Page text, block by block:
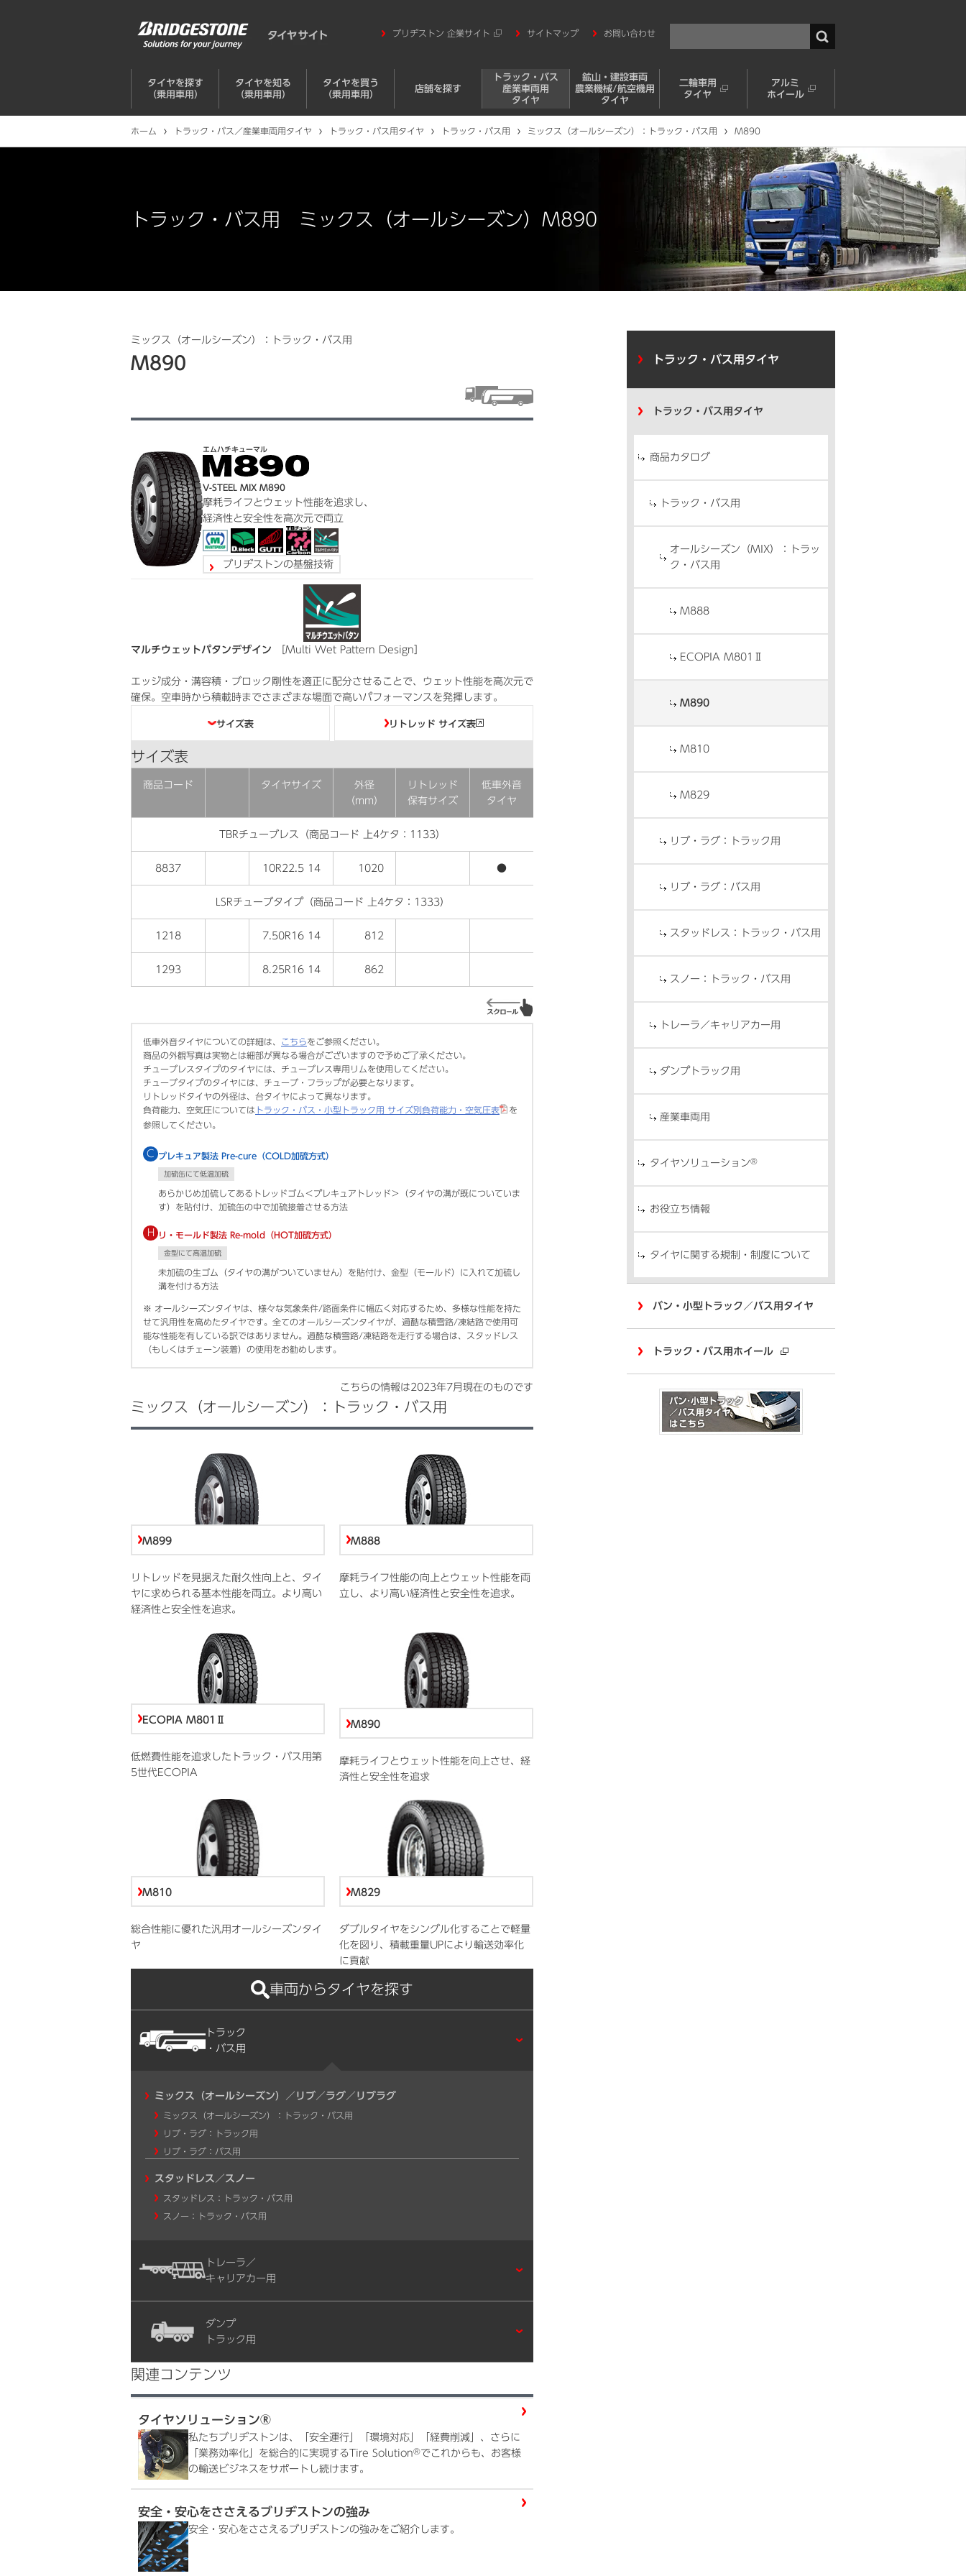
お問い合わせ
サイトマップ
ブリヂストン 企業サイト
タイヤを探す
（乗用車用）
タイヤを知る
（乗用車用）
タイヤを買う
（乗用車用）
店舗を探す
トラック・バス
産業車両用
タイヤ
鉱山・建設車両
農業機械/航空機用
タイヤ
二輪車用
タイヤ
アルミ
ホイール
ホーム トラック・バス／産業車両用タイヤ トラック・バス用タイヤ トラック・バス用 ミックス（オールシーズン）：トラック・バス用 M890
トラック・バス用 ミックス（オールシーズン）M890
ミックス（オールシーズン）：トラック・バス用
M890
エムハチキューマル
V-STEEL MIX M890
摩耗ライフとウェット性能を追求し、
経済性と安全性を高次元で両立
ブリヂストンの基盤技術
マルチウェットパタンデザイン ［Multi Wet Pattern Design］
エッジ成分・溝容積・ブロック剛性を適正に配分させることで、ウェット性能を高次元で
確保。空車時から積載時までさまざまな場面で高いパフォーマンスを発揮します。
サイズ表 リトレッド サイズ表
サイズ表
商品コード タイヤサイズ
外径
（mm）
リトレッド
保有サイズ
低車外音
タイヤ
TBRチューブレス（商品コード 上4ケタ：1133）
8837 10R22.5 14 1020 ●
LSRチューブタイプ（商品コード 上4ケタ：1333）
1218 7.50R16 14 812
1293 8.25R16 14 862
低車外音タイヤについての詳細は、 こちらをご参照ください。
商品の外観写真は実物とは細部が異なる場合がございますので予めご了承ください。
チューブレスタイプのタイヤには、チューブレス専用リムを使用してください。
チューブタイプのタイヤには、チューブ・フラップが必要となります。
リトレッドタイヤの外径は、台タイヤによって異なります。
負荷能力、空気圧については トラック・バス・小型トラック用 サイズ別負荷能力・空気圧表
を
参照してください。
C プレキュア製法 Pre-cure（COLD加硫方式）
加硫缶にて低温加硫
あらかじめ加硫してあるトレッドゴム＜プレキュアトレッド＞（タイヤの溝が既についていま
す）を貼付け、加硫缶の中で加硫接着させる方法
H リ・モールド製法 Re-mold（HOT加硫方式）
金型にて高温加硫
未加硫の生ゴム（タイヤの溝がついていません）を貼付け、金型（モールド）に入れて加硫し
溝を付ける方法
※ オールシーズンタイヤは、様々な気象条件/路面条件に幅広く対応するため、多様な性能を持た
せて汎用性を高めたタイヤです。全てのオールシーズンタイヤが、過酷な積雪路/凍結路で使用可
能な性能を有している訳ではありません。過酷な積雪路/凍結路を走行する場合は、スタッドレス
（もしくはチェーン装着）の使用をお勧めします。
こちらの情報は2023年7月 現在のものです
ミックス（オールシーズン）：トラック・バス用
M899
リトレッドを見据えた耐久性向上と、タイ
ヤに求められる基本性能を両立。より高い
経済性と安全性を追求。
M888
摩耗ライフ性能の向上とウェット性能を両
立し、より高い経済性と安全性を追求。
ECOPIA M801Ⅱ
低燃費性能を追求したトラック・バス用第
5世代ECOPIA
M890
摩耗ライフとウェット性能を向上させ、経
済性と安全性を追求
M810
総合性能に優れた汎用オールシーズンタイ
ヤ
M829
ダブルタイヤをシングル化することで軽量
化を図り、積載重量UPにより輸送効率化
に貢献
車両からタイヤを探す
トラック
・バス用
ミックス（オールシーズン）／リブ／ラグ／リブラグ
ミックス（オールシーズン）：トラック・バス用
リブ・ラグ：トラック用
リブ・ラグ：バス用
スタッドレス／スノー
スタッドレス：トラック・バス用
スノー：トラック・バス用
トレーラ／
キャリアカー用
ダンプ
トラック用
関連コンテンツ
タイヤソリューション®
私たちブリヂストンは、「安全運行」「環境対応」「経費削減」、さらに
「業務効率化」を総合的に実現するTire Solution®でこれからも、お客様
の輸送ビジネスをサポートし続けます。
安全・安心をささえるブリヂストンの強み
安全・安心をささえるブリヂストンの強みをご紹介します。
トラック・バス用タイヤ
トラック・バス用タイヤ
商品カタログ
トラック・バス用
オールシーズン（MIX）：トラッ
ク・バス用
M888
ECOPIA M801Ⅱ
M890
M810
M829
リブ・ラグ：トラック用
リブ・ラグ：バス用
スタッドレス：トラック・バス用
スノー：トラック・バス用
トレーラ／キャリアカー用
ダンプトラック用
産業車両用
タイヤソリューション®
お役立ち情報
タイヤに関する規制・制度について
バン・小型トラック／バス用タイヤ
トラック・バス用ホイール